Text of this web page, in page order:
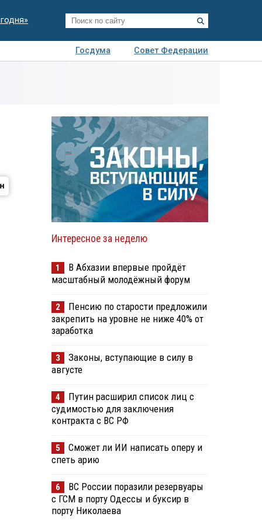
Госдума
Совет Федерации
Интересное за неделю
1
В Абхазии впервые пройдёт
масштабный молодёжный форум
2
Пенсию по старости предложили
закрепить на уровне не ниже 40% от
заработка
3
Законы, вступающие в силу в
августе
4
Путин расширил список лиц с
судимостью для заключения
контракта с ВС РФ
5
Сможет ли ИИ написать оперу и
спеть арию
6
ВС России поразили резервуары
с ГСМ в порту Одессы и буксир в
порту Николаева